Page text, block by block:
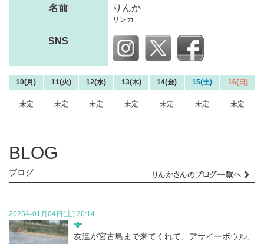
名前 りんか
リンカ
SNS
10(月) 11(火) 12(水) 13(木) 14(金) 15(土) 16(日)
未定 未定 未定 未定 未定 未定 未定
BLOG
ブログ りんかさんのブログ一覧へ
2025年01月04日(土) 20:14
💗
友達が宮古島まで来てくれて、アサイーボウル、